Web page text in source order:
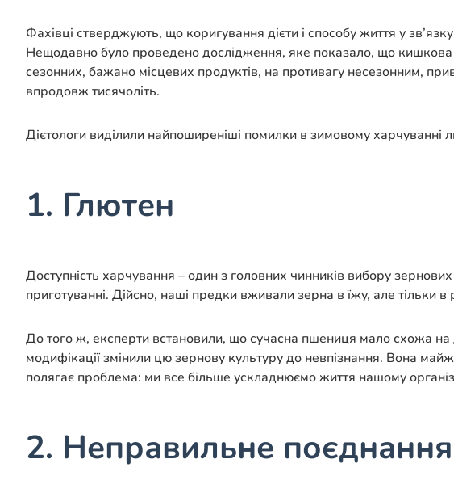
Фахівці стверджують, що коригування дієти і способу життя у
Нещодавно було проведено дослідження, яке показало, що кишкова
сезонних, бажано місцевих продуктів, на противагу несезонним,
впродовж тисячоліть.
Дієтологи виділили найпоширеніші помилки в зимовому харчуванні
1. Глютен
Доступність харчування – один з головних чинників вибору
приготуванні. Дійсно, наші предки вживали зерна в їжу, але тільки в
До того ж, експерти встановили, що сучасна пшениця мало схожа на
модифікації змінили цю зернову культуру до невпізнання. Вона
полягає проблема: ми все більше ускладнюємо життя нашому
2. Неправильне